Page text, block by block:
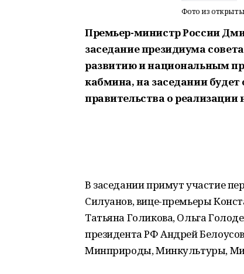
Фото из
Премьер-министр России
заседание президиума
развитию и национальным
кабмина, на заседании
правительства о
В заседании примут участие
Силуанов, вице-премьеры
Татьяна Голикова, Ольга
президента РФ Андрей
Минприроды, Минкультуры,